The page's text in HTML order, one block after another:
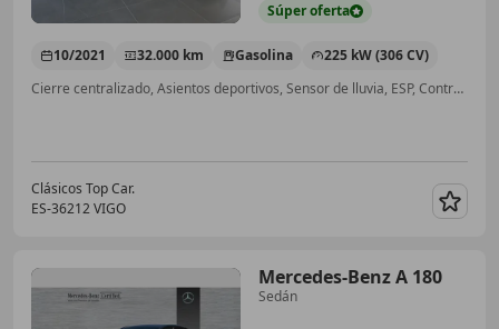
Súperoferta
10/2021 32.000 km Gasolina
225 kW (306 CV)
Cierre centralizado, Asientos deportivos, Sensor de lluvia, ESP, Control de tracción, ABS, Airbag del conductor, 4WD
Clásicos Top Car.
ES-36212 VIGO
Mercedes-Benz A 180
Sedán